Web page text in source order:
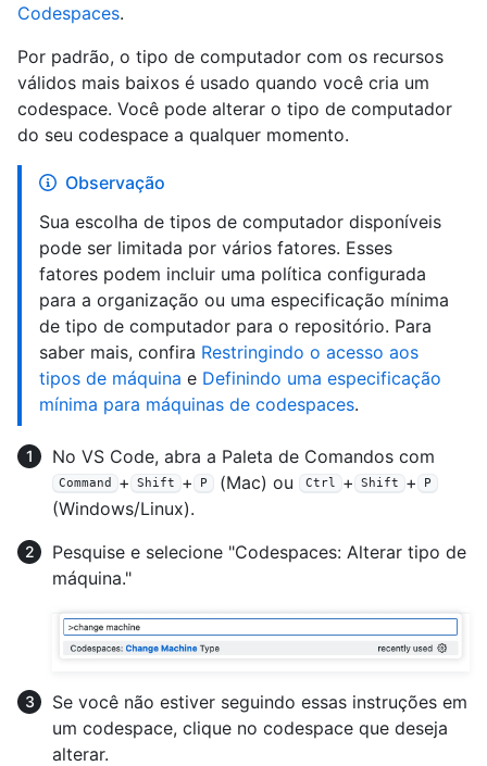
Codespaces.
Por padrão, o tipo de computador com os recursos
válidos mais baixos é usado quando você cria um
codespace. Você pode alterar o tipo de computador
do seu codespace a qualquer momento.
Observação
Sua escolha de tipos de computador disponíveis
pode ser limitada por vários fatores. Esses
fatores podem incluir uma política configurada
para a organização ou uma especificação mínima
de tipo de computador para o repositório. Para
saber mais, confira Restringindo o acesso aos
tipos de máquina e Definindo uma especificação
mínima para máquinas de codespaces.
No VS Code, abra a Paleta de Comandos com
Command + Shift + P (Mac) ou Ctrl + Shift + P
(Windows/Linux).
Pesquise e selecione "Codespaces: Alterar tipo de
máquina."
Se você não estiver seguindo essas instruções em
um codespace, clique no codespace que deseja
alterar.